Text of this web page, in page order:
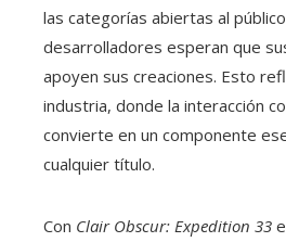
las categorías abiertas al
desarrolladores esperan que
apoyen sus creaciones. Esto
industria, donde la interacción
convierte en un componente
cualquier título.
Con Clair Obscur: Expedition 33